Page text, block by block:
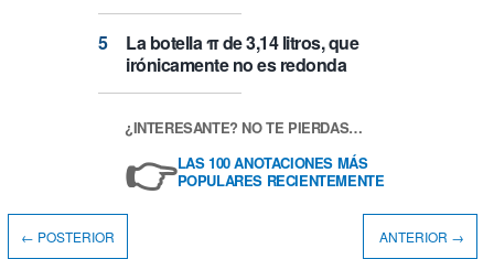
La botella π de 3,14 litros, que
irónicamente no es redonda
¿INTERESANTE? NO TE PIERDAS…
👉LAS 100 ANOTACIONES MÁS
POPULARES RECIENTEMENTE
← POSTERIOR ANTERIOR →